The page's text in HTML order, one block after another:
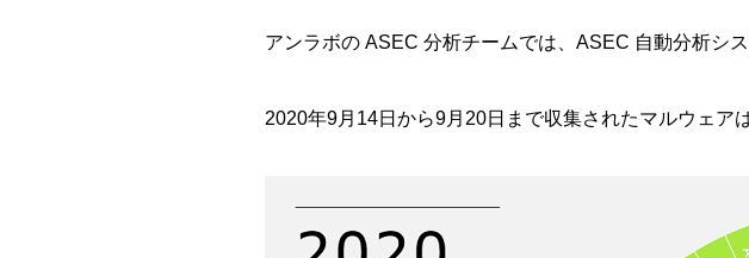
アンラボの ASEC 分析チームでは、ASEC 自動分析シ
2020年9月14日から9月20日まで収集されたマルウェア